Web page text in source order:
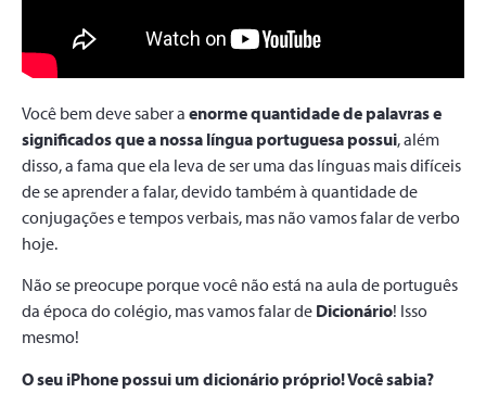
Você bem deve saber a enorme quantidade de palavrase
significados que a nossa língua portuguesa possui, além
disso, a fama que ela leva de ser uma das línguas mais difíceis
de se aprender a falar, devido também à quantidade de
conjugações e tempos verbais, mas não vamos falar de verbo
hoje.
Não se preocupe porque você não está na aula de português
da época do colégio, mas vamos falar de Dicionário! Isso
mesmo!
O seu iPhone possui um dicionário próprio! Você sabia?